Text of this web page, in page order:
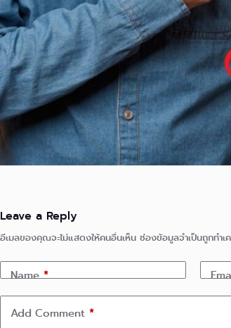
Leave a Reply
อีเมลของคุณจะไม่แสดงให้คนอื่นเห็น ช่องข้อมูลจำเป็นถูกทำเ
Name*
Add Comment *